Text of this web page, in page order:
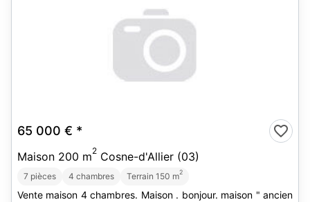
65 000 € *
Maison 200 m2 Cosne-d'Allier (03)
7 pièces 4 chambres Terrain 150 m2
Vente maison 4 chambres. Maison . bonjour. maison " ancien